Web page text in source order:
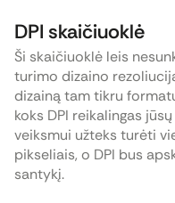
DPI skaičiuoklė
Ši skaičiuoklė leis
turimo dizaino
dizainą tam tikru
koks DPI reikalingas
veiksmui užteks turėti
pikseliais, o DPI bus
santykį.